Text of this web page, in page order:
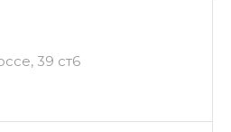
39 ст6